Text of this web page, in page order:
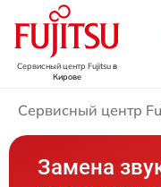
Сервисный центр Fujitsuв
Кирове
Сервисный центр
Замена